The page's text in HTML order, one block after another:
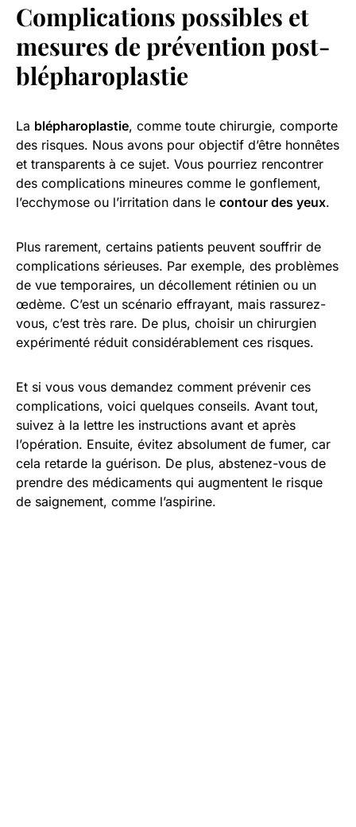
Complications possibles et
mesures de prévention post-
blépharoplastie
La blépharoplastie, comme toute chirurgie, comporte
des risques. Nous avons pour objectif d’être honnêtes
et transparents à ce sujet. Vous pourriez rencontrer
des complications mineures comme le gonflement,
l’ecchymose ou l’irritation dans le contour des yeux.
Plus rarement, certains patients peuvent souffrir de
complications sérieuses. Par exemple, des problèmes
de vue temporaires, un décollement rétinien ou un
œdème. C’est un scénario effrayant, mais rassurez-
vous, c’est très rare. De plus, choisir un chirurgien
expérimenté réduit considérablement ces risques.
Et si vous vous demandez comment prévenir ces
complications, voici quelques conseils. Avant tout,
suivez à la lettre les instructions avant et après
l’opération. Ensuite, évitez absolument de fumer, car
cela retarde la guérison. De plus, abstenez-vous de
prendre des médicaments qui augmentent le risque
de saignement, comme l’aspirine.